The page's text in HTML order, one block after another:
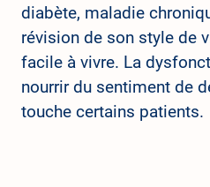
diabète, maladie
révision de son style de
facile à vivre. La
nourrir du sentiment de
touche certains patients.